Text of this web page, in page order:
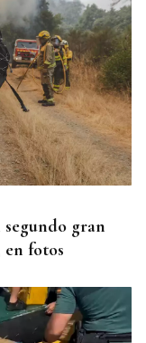
UD Ourense
gran
en fotos